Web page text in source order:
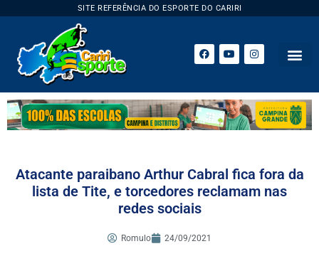
SITE REFERÊNCIA DO ESPORTE DO CARIRI
Atacante paraibano Arthur Cabral fica fora da
lista de Tite, e torcedores reclamam nas
redes sociais
Romulo 24/09/2021